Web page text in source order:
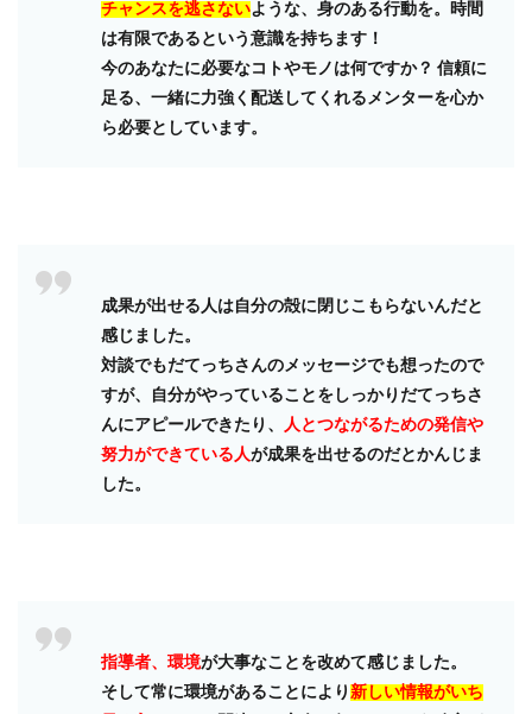
チャンスを逃さないような、身のある行動を。時間
は有限であるという意識を持ちます！
今のあなたに必要なコトやモノは何ですか？ 信頼に
足る、一緒に力強く配送してくれるメンターを心か
ら必要としています。
成果が出せる人は自分の殻に閉じこもらないんだと
感じました。
対談でもだてっちさんのメッセージでも想ったので
すが、自分がやっていることをしっかりだてっちさ
んにアピールできたり、
人とつながるための発信や
努力ができている人が成果を出せるのだとかんじま
した。
指導者、環境が大事なことを改めて感じました。
そして常に環境があることにより 新しい情報がいち